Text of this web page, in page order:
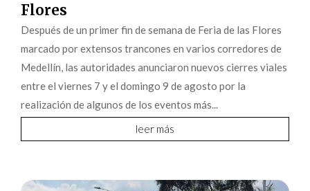
Flores
Después de un primer fin de semana de Feria de las Flores
marcado por extensos trancones en varios corredores de
Medellín, las autoridades anunciaron nuevos cierres viales
entre el viernes 7 y el domingo 9 de agosto por la
realización de algunos de los eventos más...
leer más